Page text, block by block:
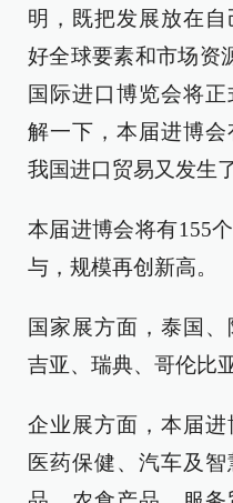
明，既把发展放在
好全球要素和市场资
国际进口博览会将
解一下，本届进博
我国进口贸易又发生
本届进博会将有155
与，规模再创新高。
国家展方面，泰国
吉亚、瑞典、哥伦比
企业展方面，本届
医药保健、汽车及